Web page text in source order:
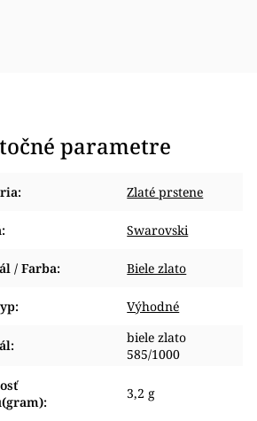
parametre
: Zlaté prstene
: Swarovski
/ Farba: Biele zlato
: Výhodné
:
biele zlato
585/1000
:
3,2 g